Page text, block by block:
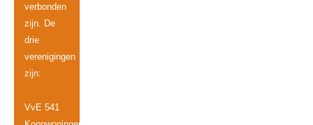
verbonden
zijn. De
drie
verenigingen
zijn:
VvE 541